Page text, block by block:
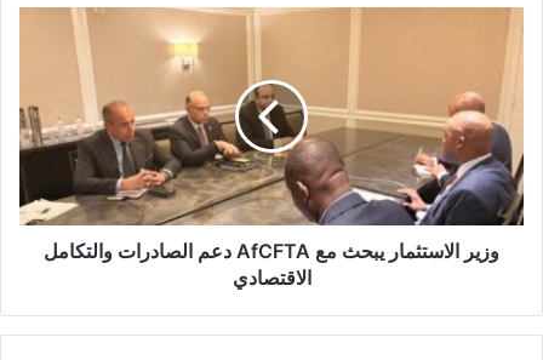
وزير الاستثمار يبحث مع AfCFTA دعم الصادرات والتكامل
الاقتصادي